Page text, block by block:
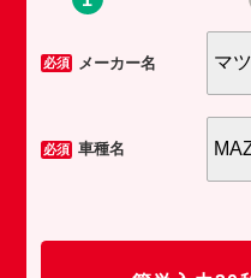
必須 メーカー名
必須 車種名